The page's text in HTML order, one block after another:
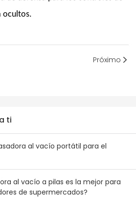
ocultos.
Próximo
ti
al vacío portátil para el
al vacío a pilas es la mejor para
de supermercados?